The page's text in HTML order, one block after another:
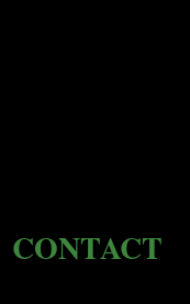
CONTACT